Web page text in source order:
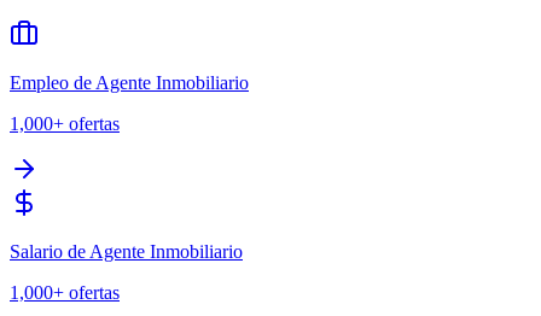
Empleo de Agente Inmobiliario
1,000+ ofertas
Salario de Agente Inmobiliario
1,000+ ofertas